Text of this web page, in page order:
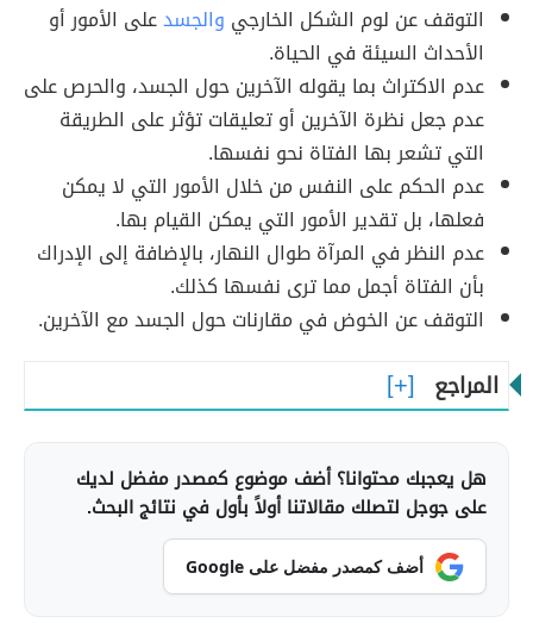
التوقف عن لوم الشكل الخارجي والجسدعلى الأمور أو
الأحداث السيئة في الحياة.
عدم الاكتراث بما يقوله الآخرين حول الجسد، والحرص على
عدم جعل نظرة الآخرين أو تعليقات تؤثر على الطريقة
التي تشعر بها الفتاة نحو نفسها.
عدم الحكم على النفس من خلال الأمور التي لا يمكن
فعلها، بل تقدير الأمور التي يمكن القيام بها.
عدم النظر في المرآة طوال النهار، بالإضافة إلى الإدراك
بأن الفتاة أجمل مما ترى نفسها كذلك.
التوقف عن الخوض في مقارنات حول الجسد مع الآخرين.
المراجع
هل يعجبك محتوانا؟ أضف موضوع كمصدر مفضل لديك
على جوجل لتصلك مقالاتنا أولاً بأول في نتائج البحث.
أضف كمصدر مفضل على Google